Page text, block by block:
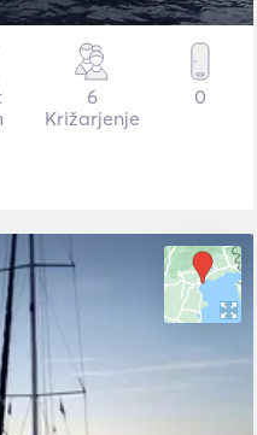
6
Križarjenje
0